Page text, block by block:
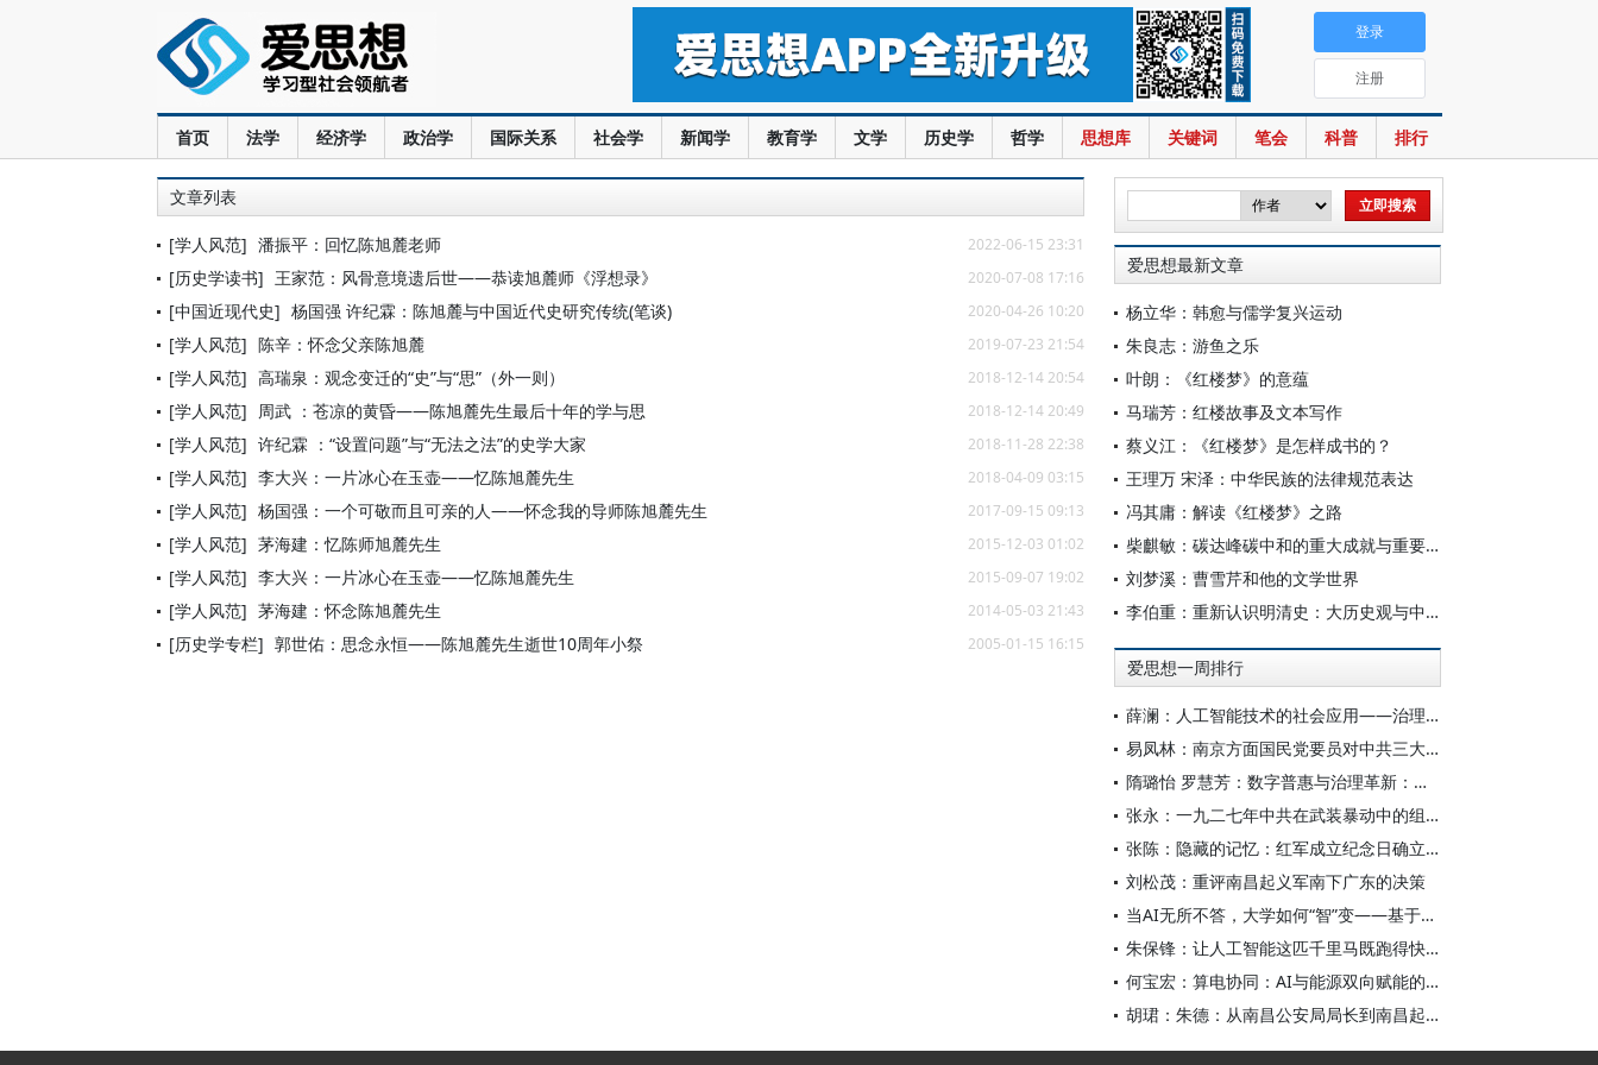
首页 法学 经济学 政治学 国际关系 社会学 新闻学 教育学 文学 历史学 哲学 思想库 关键词 笔会 科普 排行
登录
注册
文章列表
[学人风范] 潘振平：回忆陈旭麓老师 2022-06-15 23:31
[历史学读书] 王家范：风骨意境遗后世——恭读旭麓师《浮想录》 2020-07-08 17:16
[中国近现代史] 杨国强 许纪霖：陈旭麓与中国近代史研究传统(笔谈) 2020-04-26 10:20
[学人风范] 陈辛：怀念父亲陈旭麓 2019-07-23 21:54
[学人风范] 高瑞泉：观念变迁的“史”与“思”（外一则） 2018-12-14 20:54
[学人风范] 周武 ：苍凉的黄昏——陈旭麓先生最后十年的学与思 2018-12-14 20:49
[学人风范] 许纪霖 ：“设置问题”与“无法之法”的史学大家 2018-11-28 22:38
[学人风范] 李大兴：一片冰心在玉壶——忆陈旭麓先生 2018-04-09 03:15
[学人风范] 杨国强：一个可敬而且可亲的人——怀念我的导师陈旭麓先生 2017-09-15 09:13
[学人风范] 茅海建：忆陈师旭麓先生 2015-12-03 01:02
[学人风范] 李大兴：一片冰心在玉壶——忆陈旭麓先生 2015-09-07 19:02
[学人风范] 茅海建：怀念陈旭麓先生 2014-05-03 21:43
[历史学专栏] 郭世佑：思念永恒——陈旭麓先生逝世10周年小祭 2005-01-15 16:15
爱思想最新文章
杨立华：韩愈与儒学复兴运动
朱良志：游鱼之乐
叶朗：《红楼梦》的意蕴
马瑞芳：红楼故事及文本写作
蔡义江：《红楼梦》是怎样成书的？
王理万 宋泽：中华民族的法律规范表达
冯其庸：解读《红楼梦》之路
柴麒敏：碳达峰碳中和的重大成就与重要任务
刘梦溪：曹雪芹和他的文学世界
李伯重：重新认识明清史：大历史观与中国史学创新
爱思想一周排行
薛澜：人工智能技术的社会应用——治理挑战
易凤林：南京方面国民党要员对中共三大起义的反应
隋璐怡 罗慧芳：数字普惠与治理革新：中国人工智能赋能全球南方发展
张永：一九二七年中共在武装暴动中的组织转型
张陈：隐藏的记忆：红军成立纪念日确立前中共对南昌起义的纪念
刘松茂：重评南昌起义军南下广东的决策
当AI无所不答，大学如何“智”变——基于全国400余所高校本科生AI使用情况的调查与思考
朱保锋：让人工智能这匹千里马既跑得快又跑得稳
何宝宏：算电协同：AI与能源双向赋能的关键引擎
胡珺：朱德：从南昌公安局局长到南昌起义的“参谋和向导”